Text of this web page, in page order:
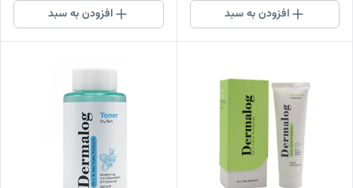
افزودن به سبد افزودن به سبد